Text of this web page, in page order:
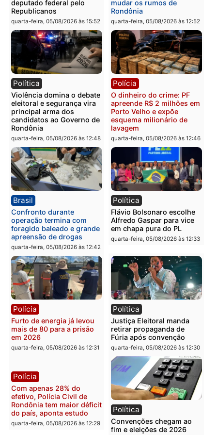
Você também vai querer ler...
Política
Jônatas França é aprovado
na convenção e
confirmado candidato a
deputado federal pelo
Republicanos
Brasil
TCE reúne candidatos ao
Governo e apresenta
diagnóstico que pode
mudar os rumos de
Rondônia
Política
Violência domina o debate
eleitoral e segurança vira
principal arma dos
candidatos ao Governo de
Rondônia
quarta-feira, 05/08/2026 às 12:48
Polícia
O dinheiro do crime: PF
apreende R$ 2 milhões
Porto Velho e expõe
esquema milionário de
lavagem
quarta-feira, 05/08/2026 às
Brasil
foragido baleado e grande
apreensão de drogas
quarta-feira, 05/08/2026 às 12:42
Política
Flávio Bolsonaro escolhe
Alfredo Gaspar para vice
em chapa pura do PL
quarta-feira, 05/08/2026 às